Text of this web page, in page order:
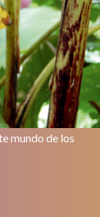
mundo de los